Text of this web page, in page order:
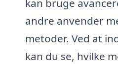
kan bruge
andre anvender
metoder. Ved at
kan du se, hvilke